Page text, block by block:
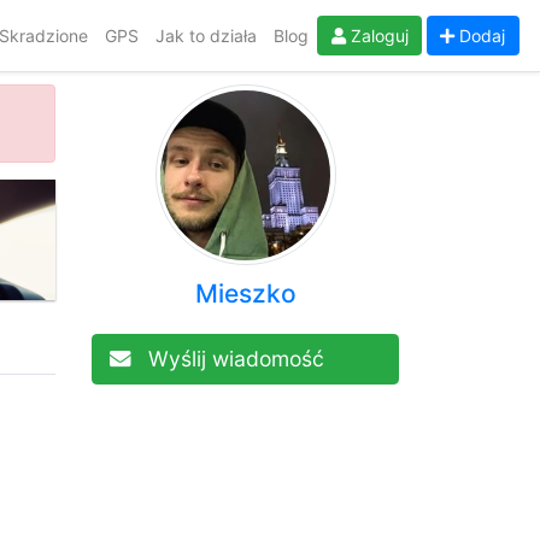
Skradzione GPS Jak to działa Blog Zaloguj Dodaj
Mieszko
Wyślij wiadomość